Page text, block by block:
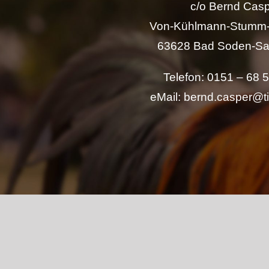
c/o Bernd
Von-Kühlmann-
63628 Bad Soden-
Telefon: 0151 – 68
eMail: